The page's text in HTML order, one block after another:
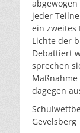
jeder
ein zweites
Lichte der
Debattiert
sprechen
Maßnahme
dagegen
Gevelsberg